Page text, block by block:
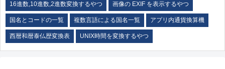
16進数,10進数,2進数変換するやつ 画像の EXIF を表示するやつ
国名とコードの一覧 複数言語による国名一覧 アプリ内通貨換算機
西暦和暦泰仏歴変換表 UNIX時間を変換するやつ